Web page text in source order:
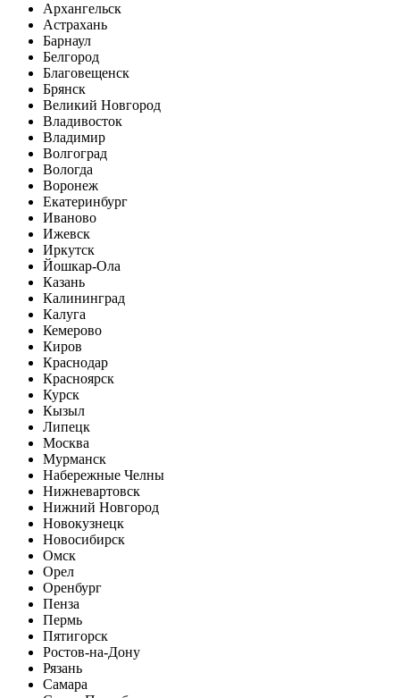
Архангельск
Астрахань
Барнаул
Белгород
Благовещенск
Брянск
Великий Новгород
Владивосток
Владимир
Волгоград
Вологда
Воронеж
Екатеринбург
Иваново
Ижевск
Иркутск
Йошкар-Ола
Казань
Калининград
Калуга
Кемерово
Киров
Краснодар
Красноярск
Курск
Кызыл
Липецк
Москва
Мурманск
Набережные Челны
Нижневартовск
Нижний Новгород
Новокузнецк
Новосибирск
Омск
Орел
Оренбург
Пенза
Пермь
Пятигорск
Ростов-на-Дону
Рязань
Самара